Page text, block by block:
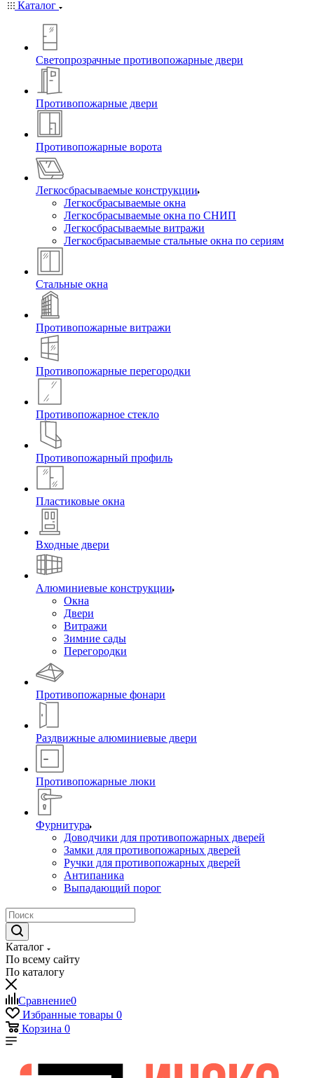
Каталог
Светопрозрачные противопожарные двери
Противопожарные двери
Противопожарные ворота
Легкосбрасываемые конструкции
Легкосбрасываемые окна
Легкосбрасываемые окна по СНИП
Легкосбрасываемые витражи
Легкосбрасываемые стальные окна по сериям
Стальные окна
Противопожарные витражи
Противопожарные перегородки
Противопожарное стекло
Противопожарный профиль
Пластиковые окна
Входные двери
Алюминиевые конструкции
Окна
Двери
Витражи
Зимние сады
Перегородки
Противопожарные фонари
Раздвижные алюминиевые двери
Противопожарные люки
Фурнитура
Доводчики для противопожарных дверей
Замки для противопожарных дверей
Ручки для противопожарных дверей
Антипаника
Выпадающий порог
Каталог
По всему сайту
По каталогу
Сравнение0
Избранные товары 0
Корзина 0